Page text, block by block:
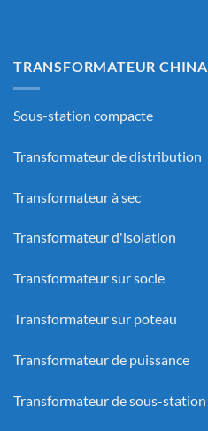
TRANSFORMATEUR
Sous-station compacte
Transformateur de distribution
Transformateur à sec
Transformateur d'isolation
Transformateur sur socle
Transformateur sur poteau
Transformateur de puissance
Transformateur de sous-station